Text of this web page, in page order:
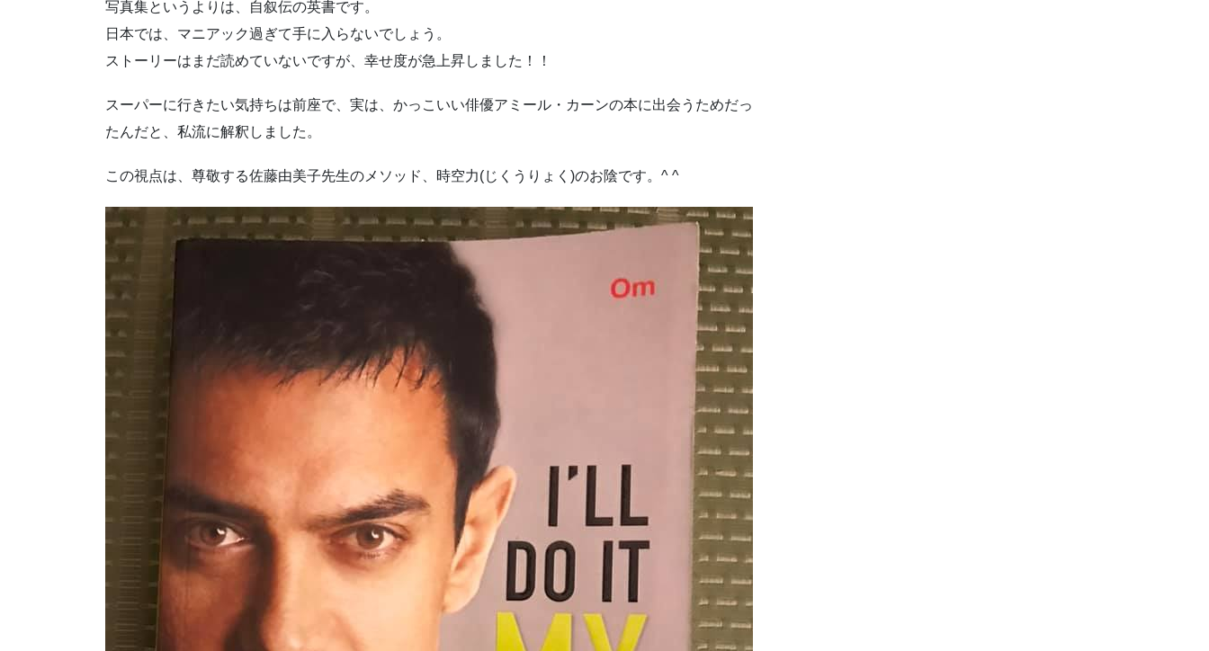
写真集というよりは、自叙伝の英書です。
日本では、マニアック過ぎて手に入らないでしょう。
ストーリーはまだ読めていないですが、幸せ度が急上昇しました！！
スーパーに行きたい気持ちは前座で、実は、かっこいい俳優アミール・カーンの本に出会うためだっ
たんだと、私流に解釈しました。
この視点は、尊敬する佐藤由美子先生のメソッド、時空力(じくうりょく)のお陰です。^ ^